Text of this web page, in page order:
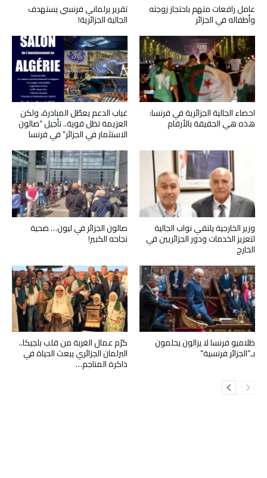
تقرير برلماني فرنسي يستهدف
الجالية الجزائرية!
عامل رافعات متهم باحتجاز زوجته
وأطفاله في الجزائر
غياب الدعم يعطّل المبادرة، ولكن
العزيمة تظل قوية.. تأجيل “صالون
الاستثمار في الجزائر” في فرنسا
احصاء الجالية الجزائرية في فرنسا:
هذه هي الحقيقة بالأرقام
صالون الجزائر في ليون… ضحية
نجاحه الكبير!
وزير الخارجية يلتقي نواب الجالية
لتعزيز الخدمات ودور الجزائريين في
الخارج
كرّم عمال الغربة من قلب بلجيكا..
البرلمان الجزائري يبعث الحياة في
ذاكرة المناجم…
ظلاميو فرنسا لا يزالون يحلمون
بـ”الجزائر فرنسية”